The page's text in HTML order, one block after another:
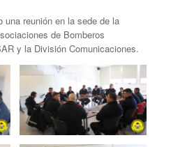
reunión en la sede de la
de Bomberos
y la División Comunicaciones.